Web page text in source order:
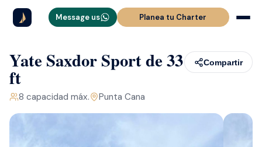
Message us Planea tu Charter
Yate Saxdor Sport de 33
ft
8 capacidad máx. Punta Cana
Compartir